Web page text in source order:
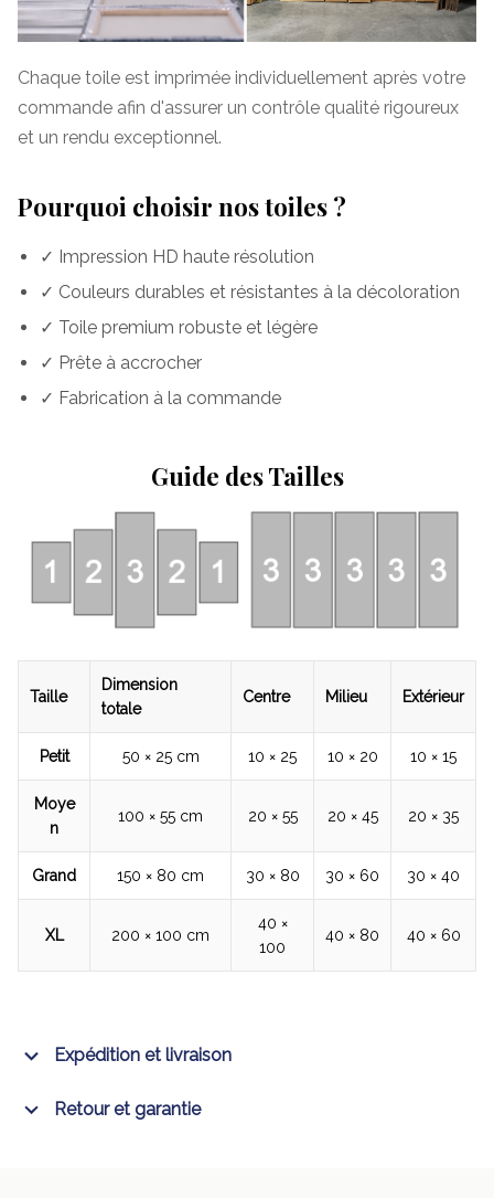
Chaque toile est imprimée individuellement après votre
commande afin d'assurer un contrôle qualité rigoureux
et un rendu exceptionnel.
Pourquoi choisir nos toiles ?
✓ Impression HD haute résolution
✓ Couleurs durables et résistantes à la décoloration
✓ Toile premium robuste et légère
✓ Prête à accrocher
✓ Fabrication à la commande
Guide des Tailles
Taille
Dimension
totale
Centre Milieu Extérieur
Petit 50 × 25 cm 10 × 25 10 × 20 10 × 15
Moye
n
100 × 55 cm 20 × 55 20 × 45 20 × 35
Grand 150 × 80 cm 30 × 80 30 × 60 30 × 40
XL 200 × 100 cm
40 ×
100
40 × 80 40 × 60
Expédition et livraison
Retour et garantie